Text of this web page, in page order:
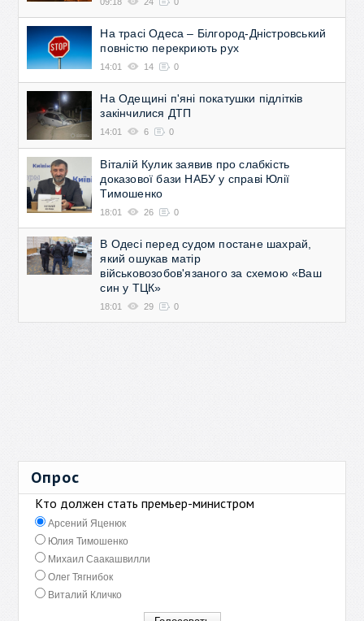
На трасі Одеса – Білгород-Дністровський
повністю перекриють рух
14:01 14 0
На Одещині п'яні покатушки підлітків
закінчилися ДТП
14:01 6 0
Віталій Кулик заявив про слабкість
доказової бази НАБУ у справі Юлії
Тимошенко
18:01 26 0
В Одесі перед судом постане шахрай,
який ошукав матір
військовозобов'язаного за схемою «Ваш
син у ТЦК»
18:01 29 0
Опрос
Кто должен стать премьер-министром
Арсений Яценюк
Юлия Тимошенко
Михаил Саакашвилли
Олег Тягнибок
Виталий Кличко